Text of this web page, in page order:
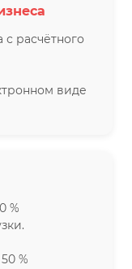
расчётного
виде
%
%